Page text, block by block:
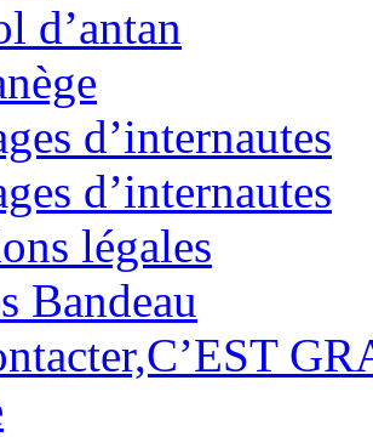
d’antan
d’internautes
d’internautes
légales
Bandeau